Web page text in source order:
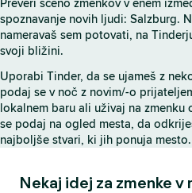
o
v
spoznavanje novih ljudi: Salzburg.
nameravaš sem potovati, na
svoji bližini.
Uporabi Tinder, da se ujameš z
podaj se v noč z novim/-o
lokalnem baru ali uživaj na
se podaj na ogled mesta, da
najboljše stvari, ki jih ponuja mesto.
Nekaj idej za zmenke v